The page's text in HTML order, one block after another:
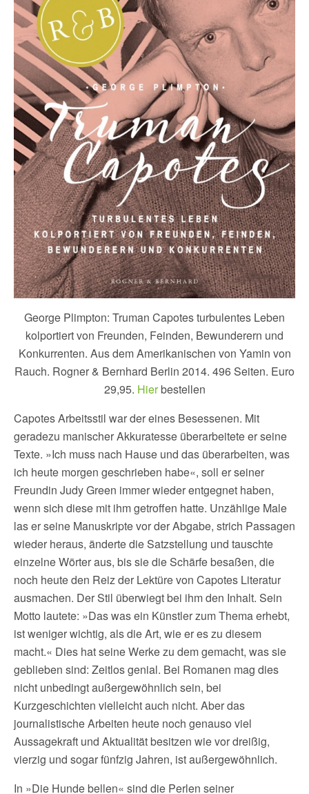
George Plimpton: Truman Capotes turbulentes Leben
kolportiert von Freunden, Feinden, Bewunderern und
Konkurrenten. Aus dem Amerikanischen von Yamin von
Rauch. Rogner & Bernhard Berlin 2014. 496 Seiten. Euro
29,95. Hierbestellen
Capotes Arbeitsstil war der eines Besessenen. Mit
geradezu manischer Akkuratesse überarbeitete er seine
Texte. »Ich muss nach Hause und das überarbeiten, was
ich heute morgen geschrieben habe«, soll er seiner
Freundin Judy Green immer wieder entgegnet haben,
wenn sich diese mit ihm getroffen hatte. Unzählige Male
las er seine Manuskripte vor der Abgabe, strich Passagen
wieder heraus, änderte die Satzstellung und tauschte
einzelne Wörter aus, bis sie die Schärfe besaßen, die
noch heute den Reiz der Lektüre von Capotes Literatur
ausmachen. Der Stil überwiegt bei ihm den Inhalt. Sein
Motto lautete: »Das was ein Künstler zum Thema erhebt,
ist weniger wichtig, als die Art, wie er es zu diesem
macht.« Dies hat seine Werke zu dem gemacht, was sie
geblieben sind: Zeitlos genial. Bei Romanen mag dies
nicht unbedingt außergewöhnlich sein, bei
Kurzgeschichten vielleicht auch nicht. Aber das
journalistische Arbeiten heute noch genauso viel
Aussagekraft und Aktualität besitzen wie vor dreißig,
vierzig und sogar fünfzig Jahren, ist außergewöhnlich.
In »Die Hunde bellen« sind die Perlen seiner